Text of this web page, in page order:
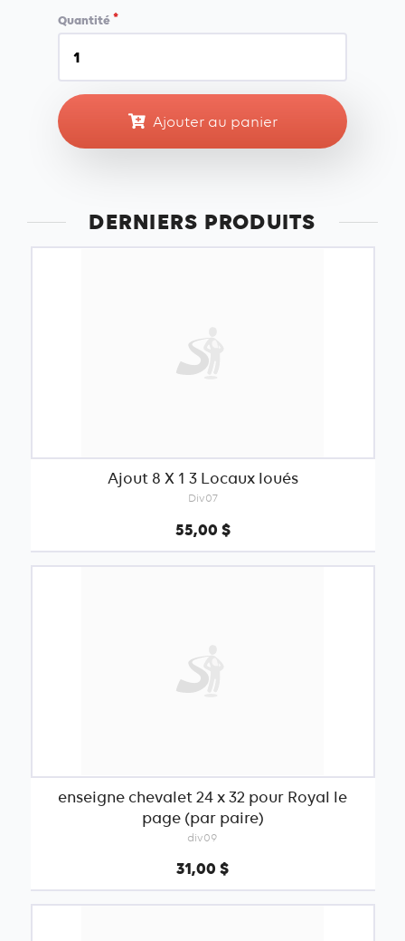
Quantité
Ajouter au panier
DERNIERS PRODUITS
Ajout 8 X 1 3 Locaux loués
Div07
55,00 $
enseigne chevalet 24 x 32 pour Royal le
page (par paire)
div09
31,00 $